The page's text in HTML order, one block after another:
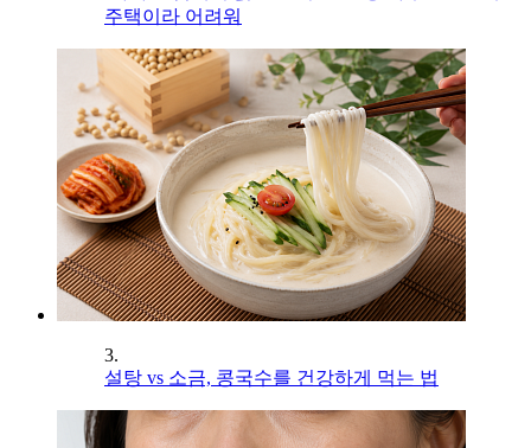
주택이라 어려워
3.
설탕 vs 소금, 콩국수를 건강하게 먹는 법